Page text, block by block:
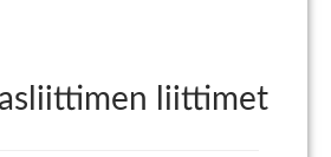
liittimet